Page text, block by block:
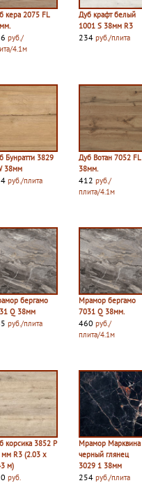
кера 2075 FL
руб./
4.1м
Дуб крафт белый
1001 S 38мм R3
234руб./плита
Бунратти 3829
38мм
руб./плита
Дуб Вотан 7052 FL
38мм.
412руб./
плита/4.1м
бергамо
Q 38мм
руб./плита
Мрамор бергамо
7031 Q 38мм.
460руб./
плита/4.1м
корсика 3852 P
мм R3 (2.03 х
м)
руб.
Мрамор Марквина
черный глянец
3029 1 38мм
254руб./плита